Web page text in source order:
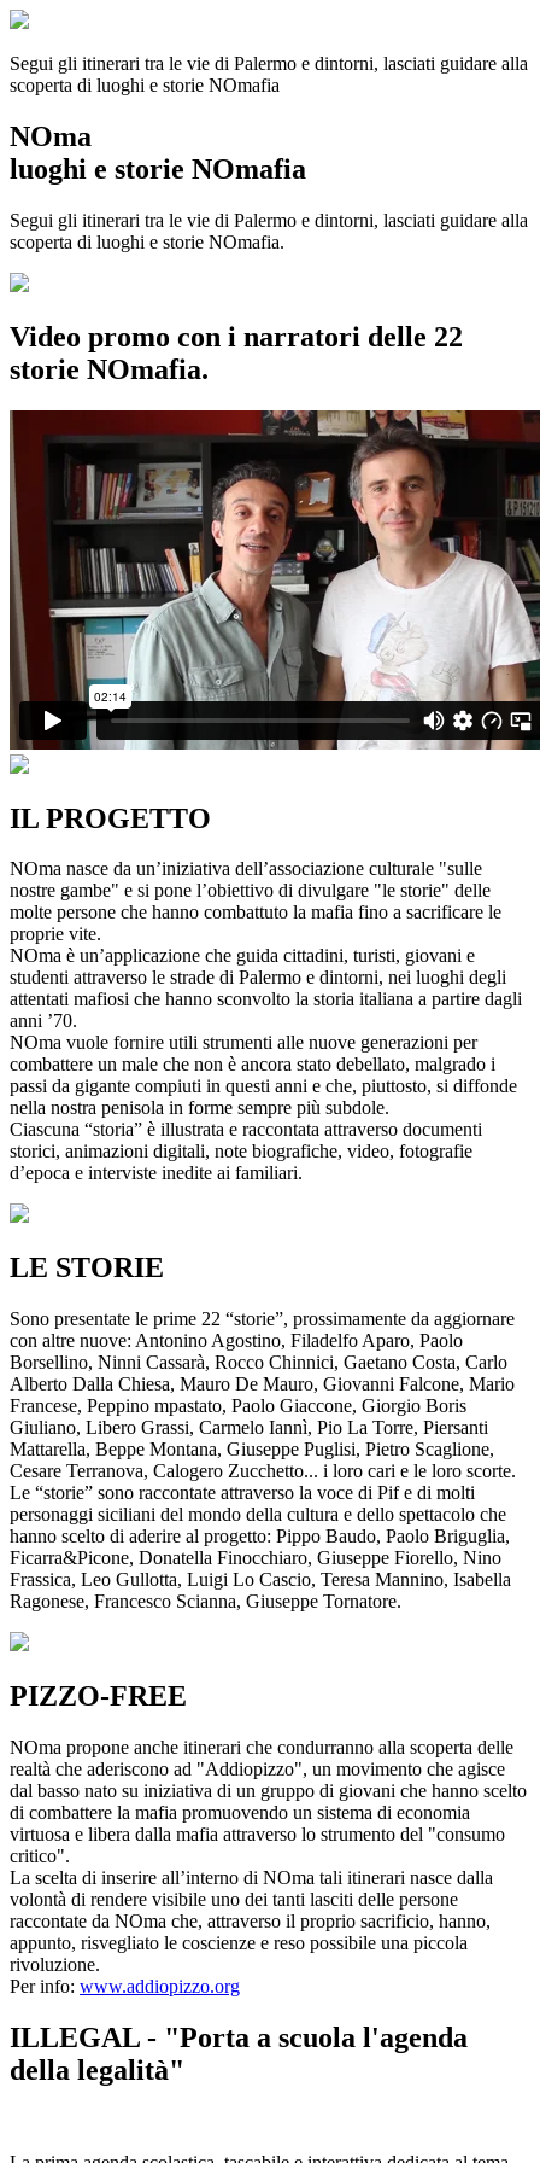
Segui gli itinerari tra le vie di Palermo e dintorni, lasciati guidare alla
scoperta di luoghi e storie NOmafia
NOma
luoghi e storie NOmafia
Segui gli itinerari tra le vie di Palermo e dintorni, lasciati guidare alla
scoperta di luoghi e storie NOmafia.
Video promo con i narratori delle 22
storie NOmafia.
IL PROGETTO
NOma nasce da un’iniziativa dell’associazione culturale "sulle
nostre gambe" e si pone l’obiettivo di divulgare "le storie" delle
molte persone che hanno combattuto la mafia fino a sacrificare le
proprie vite.
NOma è un’applicazione che guida cittadini, turisti, giovani e
studenti attraverso le strade di Palermo e dintorni, nei luoghi degli
attentati mafiosi che hanno sconvolto la storia italiana a partire dagli
anni ’70.
NOma vuole fornire utili strumenti alle nuove generazioni per
combattere un male che non è ancora stato debellato, malgrado i
passi da gigante compiuti in questi anni e che, piuttosto, si diffonde
nella nostra penisola in forme sempre più subdole.
Ciascuna “storia” è illustrata e raccontata attraverso documenti
storici, animazioni digitali, note biografiche, video, fotografie
d’epoca e interviste inedite ai familiari.
LE STORIE
Sono presentate le prime 22 “storie”, prossimamente da aggiornare
con altre nuove: Antonino Agostino, Filadelfo Aparo, Paolo
Borsellino, Ninni Cassarà, Rocco Chinnici, Gaetano Costa, Carlo
Alberto Dalla Chiesa, Mauro De Mauro, Giovanni Falcone, Mario
Francese, Peppino mpastato, Paolo Giaccone, Giorgio Boris
Giuliano, Libero Grassi, Carmelo Iannì, Pio La Torre, Piersanti
Mattarella, Beppe Montana, Giuseppe Puglisi, Pietro Scaglione,
Cesare Terranova, Calogero Zucchetto... i loro cari e le loro scorte.
Le “storie” sono raccontate attraverso la voce di Pif e di molti
personaggi siciliani del mondo della cultura e dello spettacolo che
hanno scelto di aderire al progetto: Pippo Baudo, Paolo Briguglia,
Ficarra&Picone, Donatella Finocchiaro, Giuseppe Fiorello, Nino
Frassica, Leo Gullotta, Luigi Lo Cascio, Teresa Mannino, Isabella
Ragonese, Francesco Scianna, Giuseppe Tornatore.
PIZZO-FREE
NOma propone anche itinerari che condurranno alla scoperta delle
realtà che aderiscono ad "Addiopizzo", un movimento che agisce
dal basso nato su iniziativa di un gruppo di giovani che hanno scelto
di combattere la mafia promuovendo un sistema di economia
virtuosa e libera dalla mafia attraverso lo strumento del "consumo
critico".
La scelta di inserire all’interno di NOma tali itinerari nasce dalla
volontà di rendere visibile uno dei tanti lasciti delle persone
raccontate da NOma che, attraverso il proprio sacrificio, hanno,
appunto, risvegliato le coscienze e reso possibile una piccola
rivoluzione.
Per info: www.addiopizzo.org
ILLEGAL - "Porta a scuola l'agenda
della legalità"